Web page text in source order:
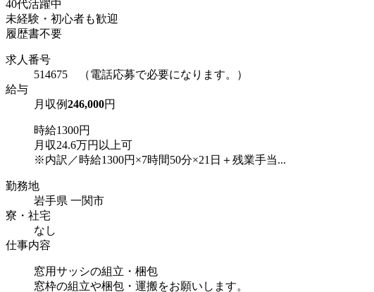
40代活躍中
未経験・初心者も歓迎
履歴書不要
求人番号
514675 （電話応募で必要になります。）
給与
月収例246,000円
時給1300円
月収24.6万円以上可
※内訳／時給1300円×7時間50分×21日＋残業手当...
勤務地
岩手県 一関市
寮・社宅
なし
仕事内容
窓用サッシの組立・梱包
窓枠の組立や梱包・運搬をお願いします。